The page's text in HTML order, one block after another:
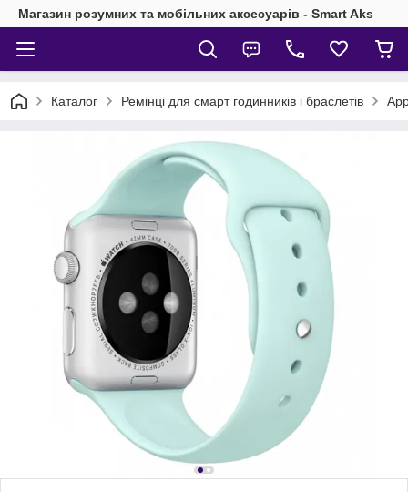
Магазин розумних та мобільних аксесуарів - Smart Aks
Каталог Ремінці для смарт годинників і браслетів